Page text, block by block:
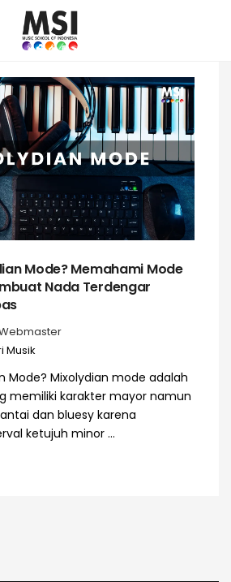
Mode? Memahami Mode
Nada Terdengar
Musik
Mode? Mixolydian mode adalah
memiliki karakter mayor namun
dan bluesy karena
ketujuh minor ...